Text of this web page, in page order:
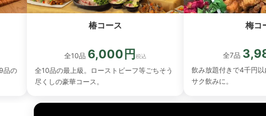
品の
椿コース
全10品 6,000円税込
全10品の最上級。ローストビーフ等ごちそう
尽くしの豪華コース。
梅コ
全7品
飲み放題付きで4千円
サク飲みに。